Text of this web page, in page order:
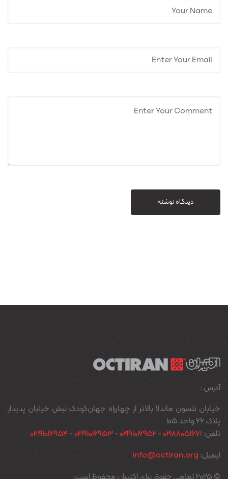
دیدگاه نوشته
آدرس :
خیابان نلسون ماندلا بالاتر از چهارراه جهان‌کودک نبش خیابان پدیدار
پلاک ۶۶ واحد ۱۰۵
تلفن:02188051671
-
02191016952
-
02191016953
-
02191016954
ایمیل: info@octiran.org